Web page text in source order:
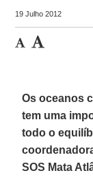
19 Julho 2012
Os oceanos
tem uma
todo o
SOS Mata